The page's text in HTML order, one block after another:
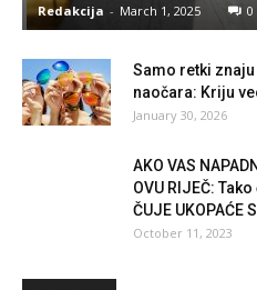
Redakcija - March 1, 2025 0
Samo retki
naočara: Kriju
January 30, 2026
AKO VAS
OVU RIJEČ:
ČUJE UKOPAĆE
October 11, 2023